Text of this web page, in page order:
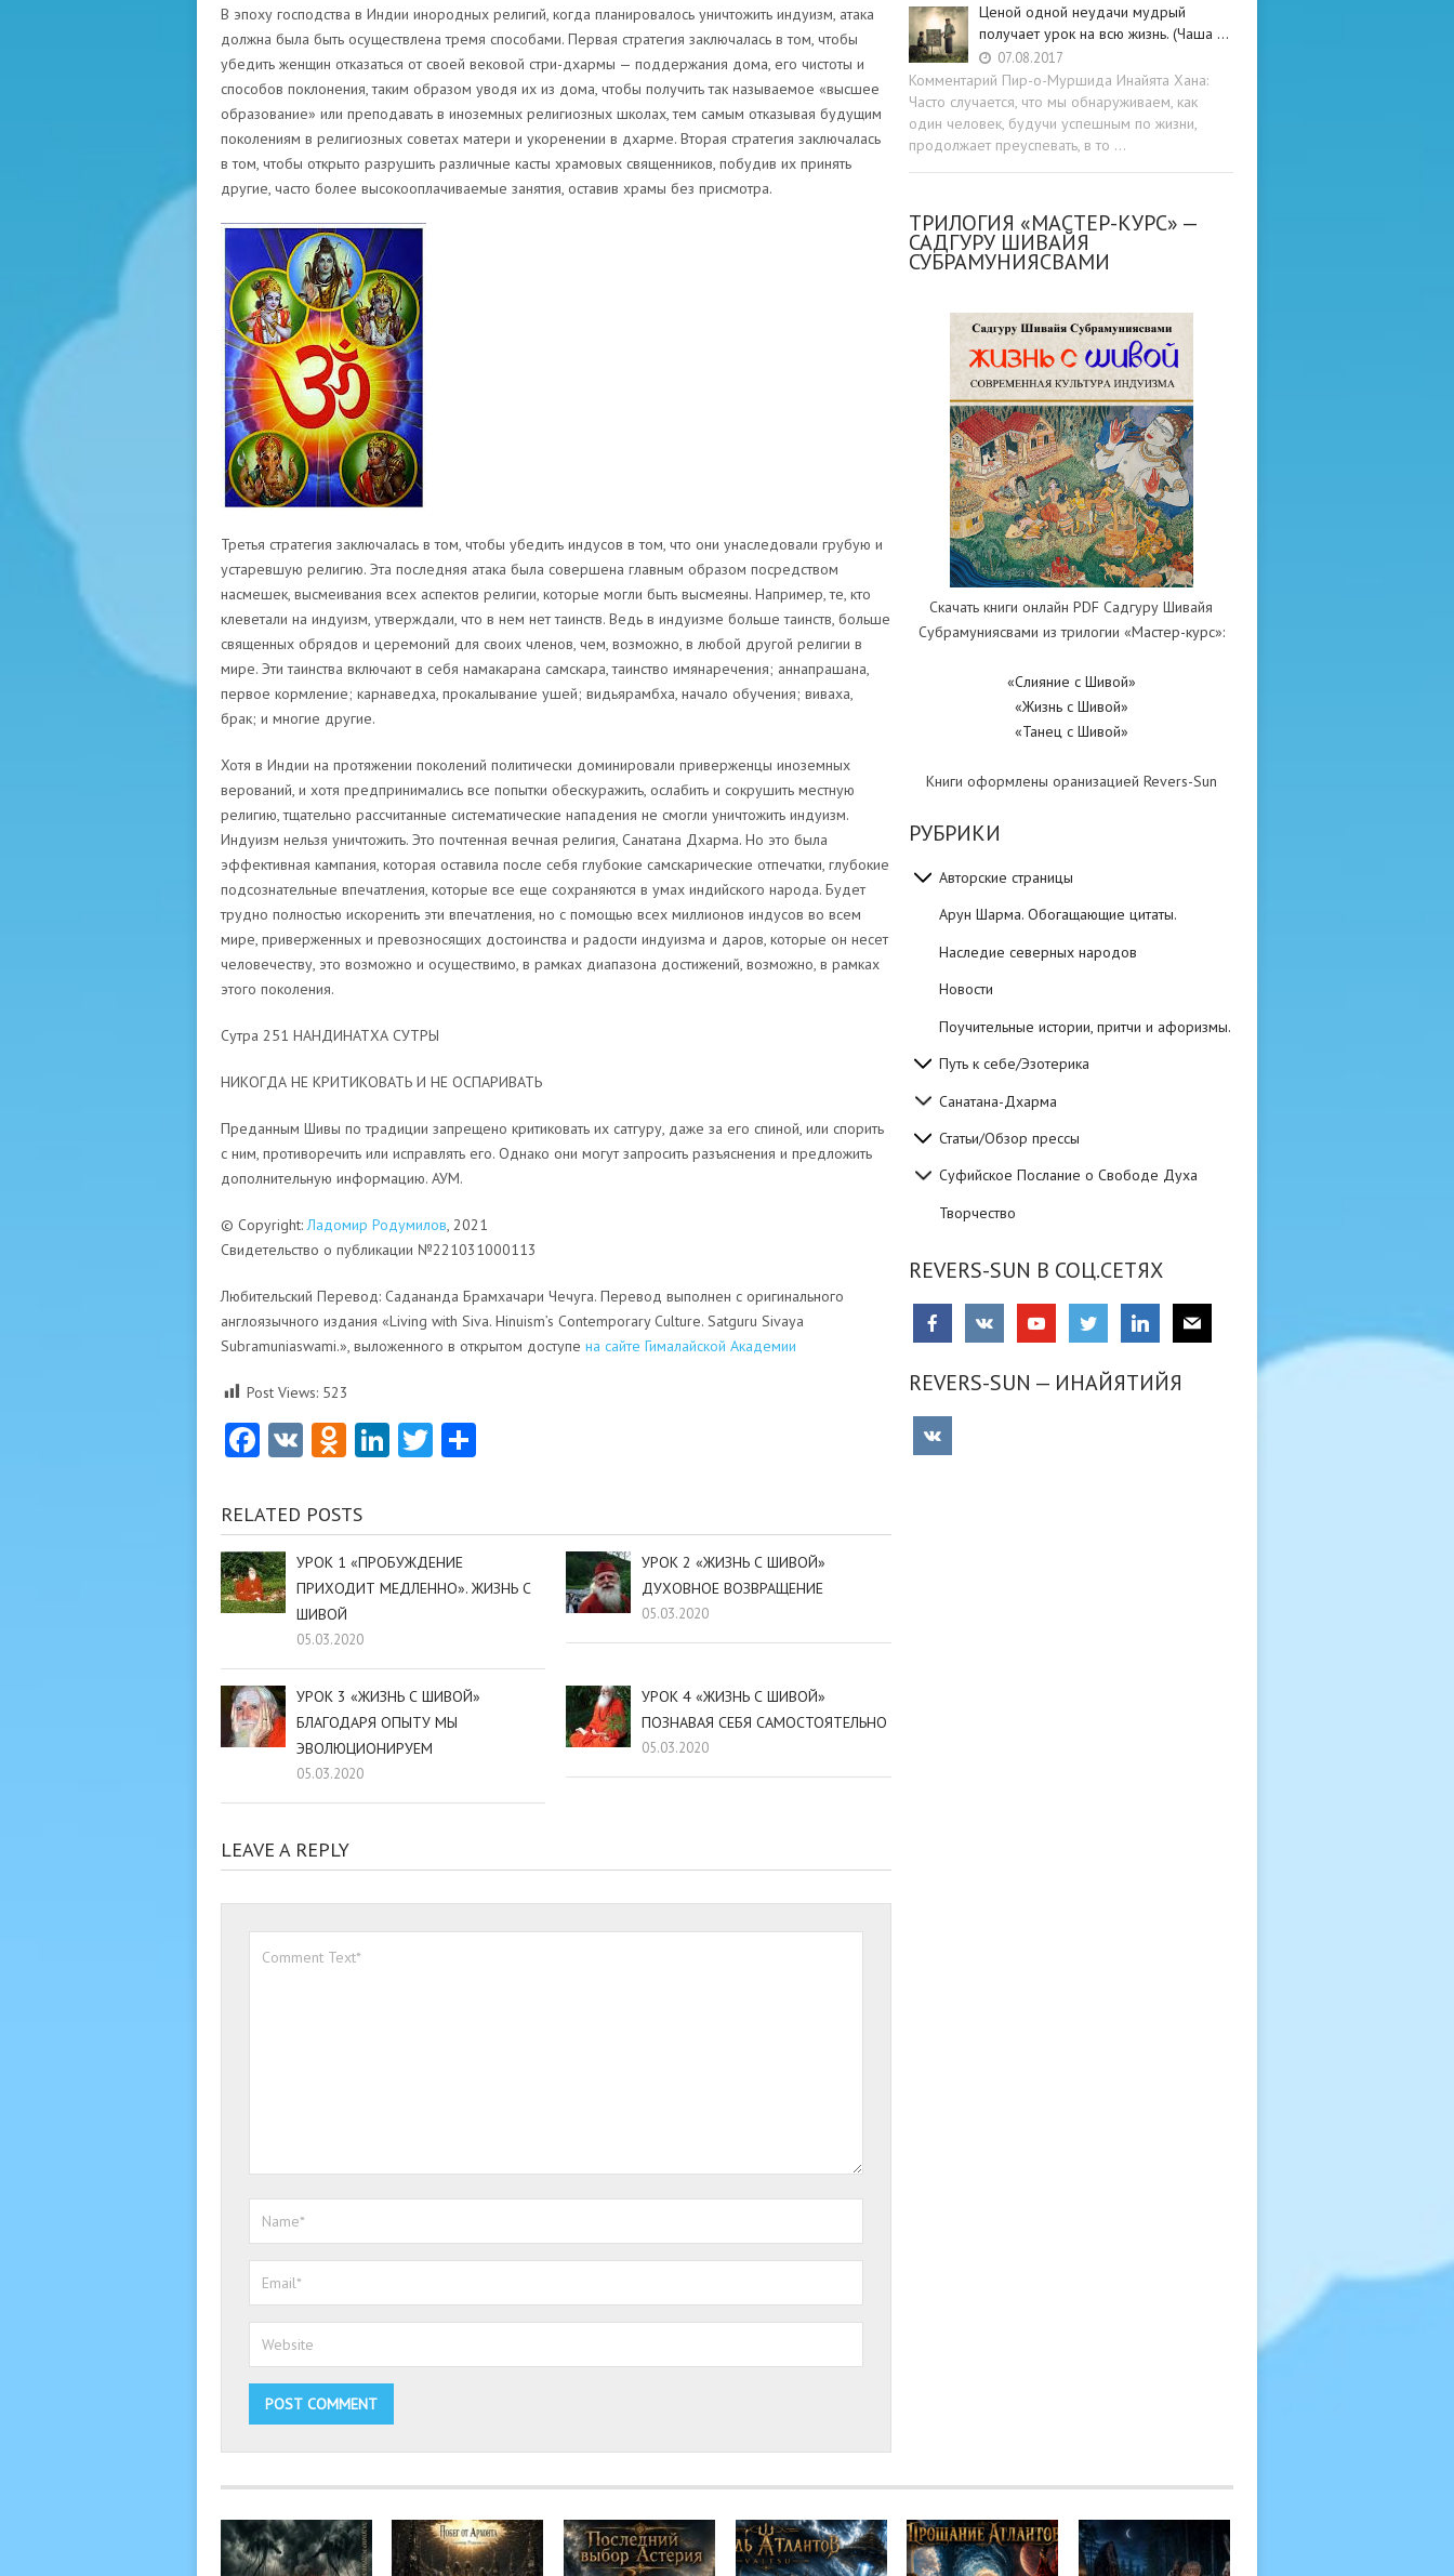
В эпоху господства в Индии инородных религий, когда планировалось уничтожить индуизм, атака
должна была быть осуществлена ​​тремя способами. Первая стратегия заключалась в том, чтобы
убедить женщин отказаться от своей вековой стри-дхармы — поддержания дома, его чистоты и
способов поклонения, таким образом уводя их из дома, чтобы получить так называемое «высшее
образование» или преподавать в иноземных религиозных школах, тем самым отказывая будущим
поколениям в религиозных советах матери и укоренении в дхарме. Вторая стратегия заключалась
в том, чтобы открыто разрушить различные касты храмовых священников, побудив их принять
другие, часто более высокооплачиваемые занятия, оставив храмы без присмотра.
Третья стратегия заключалась в том, чтобы убедить индусов в том, что они унаследовали грубую и
устаревшую религию. Эта последняя атака была совершена главным образом посредством
насмешек, высмеивания всех аспектов религии, которые могли быть высмеяны. Например, те, кто
клеветали на индуизм, утверждали, что в нем нет таинств. Ведь в индуизме больше таинств, больше
священных обрядов и церемоний для своих членов, чем, возможно, в любой другой религии в
мире. Эти таинства включают в себя намакарана самскара, таинство имянаречения; аннапрашана,
первое кормление; карнаведха, прокалывание ушей; видьярамбха, начало обучения; виваха,
брак; и многие другие.
Хотя в Индии на протяжении поколений политически доминировали приверженцы иноземных
верований, и хотя предпринимались все попытки обескуражить, ослабить и сокрушить местную
религию, тщательно рассчитанные систематические нападения не смогли уничтожить индуизм.
Индуизм нельзя уничтожить. Это почтенная вечная религия, Санатана Дхарма. Но это была
эффективная кампания, которая оставила после себя глубокие самскарические отпечатки, глубокие
подсознательные впечатления, которые все еще сохраняются в умах индийского народа. Будет
трудно полностью искоренить эти впечатления, но с помощью всех миллионов индусов во всем
мире, приверженных и превозносящих достоинства и радости индуизма и даров, которые он несет
человечеству, это возможно и осуществимо, в рамках диапазона достижений, возможно, в рамках
этого поколения.
Сутра 251 НАНДИНАТХА СУТРЫ
НИКОГДА НЕ КРИТИКОВАТЬ И НЕ ОСПАРИВАТЬ
Преданным Шивы по традиции запрещено критиковать их сатгуру, даже за его спиной, или спорить
с ним, противоречить или исправлять его. Однако они могут запросить разъяснения и предложить
дополнительную информацию. АУМ.
© Copyright:Ладомир Родумилов, 2021
Свидетельство о публикации №221031000113
Любительский Перевод: Садананда Брамхачари Чечуга. Перевод выполнен с оригинального
англоязычного издания «Living with Siva. Hinuism’s Contemporary Culture. Satguru Sivaya
Subramuniaswami.», выложенного в открытом доступе на сайте Гималайской Академии
Post Views: 523
Facebook
VKOdnoklassniki
LinkedIn
TwitterОтправить
RELATED POSTS
УРОК 1 «ПРОБУЖДЕНИЕ
ПРИХОДИТ МЕДЛЕННО». ЖИЗНЬ С
ШИВОЙ
05.03.2020
УРОК 2 «ЖИЗНЬ С ШИВОЙ»
ДУХОВНОЕ ВОЗВРАЩЕНИЕ
05.03.2020
УРОК 3 «ЖИЗНЬ С ШИВОЙ»
БЛАГОДАРЯ ОПЫТУ МЫ
ЭВОЛЮЦИОНИРУЕМ
05.03.2020
УРОК 4 «ЖИЗНЬ С ШИВОЙ»
ПОЗНАВАЯ СЕБЯ САМОСТОЯТЕЛЬНО
05.03.2020
LEAVE A REPLY
Ценой одной неудачи мудрый
получает урок на всю жизнь. (Чаша …
07.08.2017
Комментарий Пир-о-Муршида Инайята Хана:
Часто случается, что мы обнаруживаем, как
один человек, будучи успешным по жизни,
продолжает преуспевать, в то …
ТРИЛОГИЯ «МАСТЕР-КУРС» —
САДГУРУ ШИВАЙЯ
СУБРАМУНИЯСВАМИ
Скачать книги онлайн PDF Садгуру Шивайя
Субрамуниясвами из трилогии «Мастер-курс»:
«Слияние с Шивой»
«Жизнь с Шивой»
«Танец с Шивой»
Книги оформлены оранизацией Revers-Sun
РУБРИКИ
Авторские страницы
Арун Шарма. Обогащающие цитаты.
Наследие северных народов
Новости
Поучительные истории, притчи и афоризмы.
Путь к себе/Эзотерика
Санатана-Дхарма
Статьи/Обзор прессы
Суфийское Послание о Свободе Духа
Творчество
REVERS-SUN В СОЦ.СЕТЯХ
REVERS-SUN — ИНАЙЯТИЙЯ